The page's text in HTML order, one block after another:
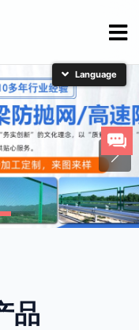
品
简体中文
English
日本語